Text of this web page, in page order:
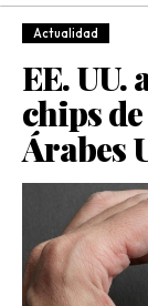
Actualidad
EE. UU.
chips
Árabes